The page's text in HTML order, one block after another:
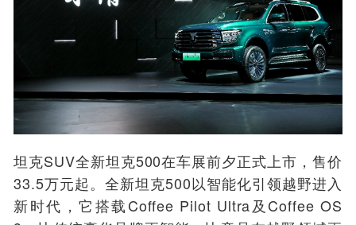
坦克SUV全新坦克500在车展前夕正式上市，售价
33.5万元起。全新坦克500以智能化引领越野进入
新时代，它搭载Coffee Pilot Ultra及Coffee OS